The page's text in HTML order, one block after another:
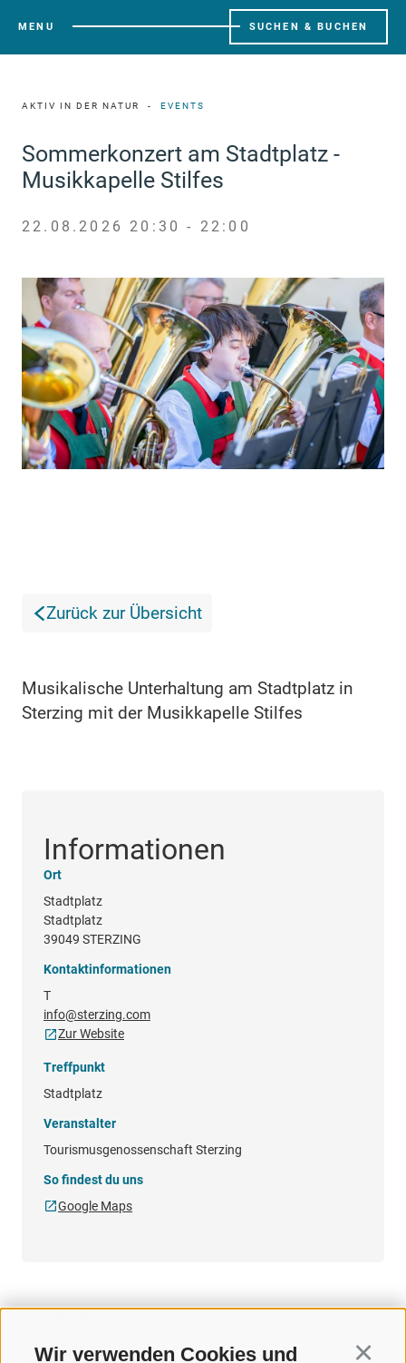
Wir verwenden Cookies und
MENU SUCHEN & BUCHEN
AKTIV IN DER NATUR EVENTS
Sommerkonzert am Stadtplatz -
Musikkapelle Stilfes
22.08.2026 20:30 - 22:00
Zurück zur Übersicht
Musikalische Unterhaltung am Stadtplatz in
Sterzing mit der Musikkapelle Stilfes
Informationen
Ort
Stadtplatz
Stadtplatz
39049 STERZING
Kontaktinformationen
T
info@sterzing.com
Zur Website
Treffpunkt
Stadtplatz
Veranstalter
Tourismusgenossenschaft Sterzing
So findest du uns
Google Maps